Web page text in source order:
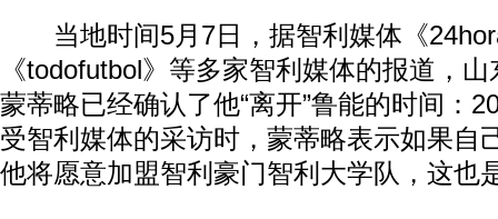
当地时间5月7日，据智利媒体《
《todofutbol》等多家智利媒体的报道，
蒙蒂略已经确认了他“离开”鲁能的时间：
受智利媒体的采访时，蒙蒂略表示如果自
他将愿意加盟智利豪门智利大学队，这也